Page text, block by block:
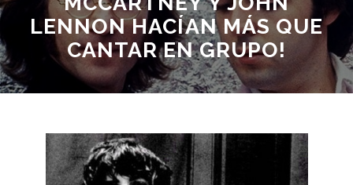
LENNON HACÍAN MÁS QUE
CANTAR EN GRUPO!